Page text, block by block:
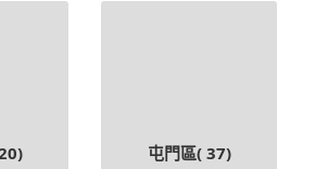
) 屯門區( 37)